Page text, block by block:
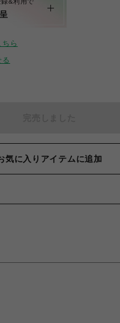
ちら
る
気に入りアイテムに追加